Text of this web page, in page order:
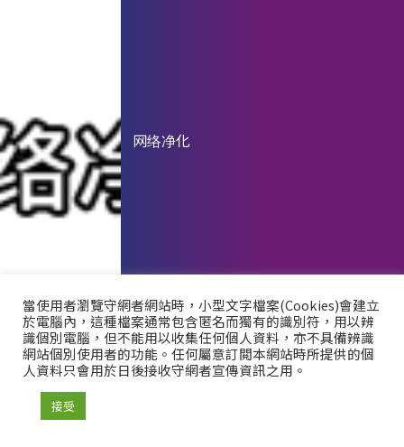
网络净化
當使用者瀏覽守網者網站時，小型文字檔案(Cookies)會建立
於電腦內，這種檔案通常包含匿名而獨有的識別符，用以辨
識個別電腦，但不能用以收集任何個人資料，亦不具備辨識
網站個別使用者的功能。任何屬意訂閲本網站時所提供的個
人資料只會用於日後接收守網者宣傳資訊之用。
接受